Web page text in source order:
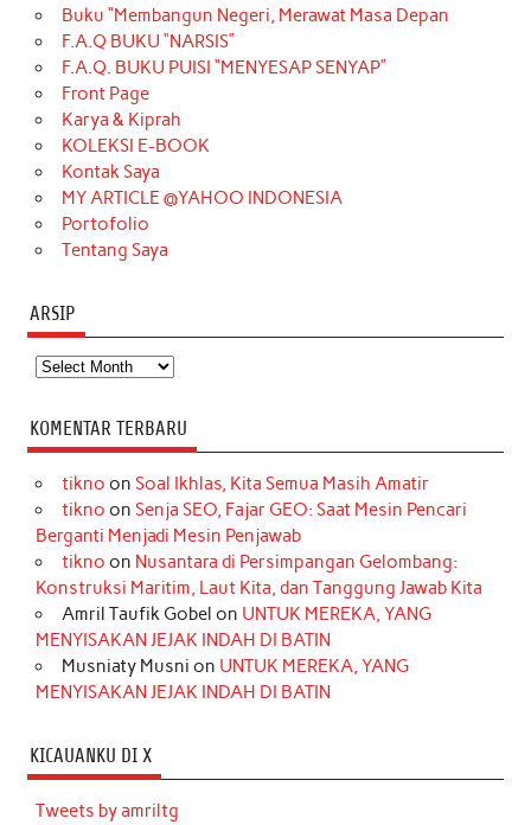
b
o
o
k
a
g
r
a
m
o
k
e
r
e
d
t
e
u
b
Buku “Membangun Negeri, Merawat Masa Depan
F.A.Q BUKU “NARSIS”
F.A.Q. BUKU PUISI “MENYESAP SENYAP”
Front Page
Karya & Kiprah
KOLEKSI E-BOOK
Kontak Saya
MY ARTICLE @YAHOO INDONESIA
Portofolio
Tentang Saya
ARSIP
Arsip
KOMENTAR TERBARU
tikno on Soal Ikhlas, Kita Semua Masih Amatir
tikno on Senja SEO, Fajar GEO: Saat Mesin Pencari
Berganti Menjadi Mesin Penjawab
tikno on Nusantara di Persimpangan Gelombang:
Konstruksi Maritim, Laut Kita, dan Tanggung Jawab Kita
Amril Taufik Gobel on UNTUK MEREKA, YANG
MENYISAKAN JEJAK INDAH DI BATIN
Musniaty Musni on UNTUK MEREKA, YANG
MENYISAKAN JEJAK INDAH DI BATIN
KICAUANKU DI X
Tweets by amriltg